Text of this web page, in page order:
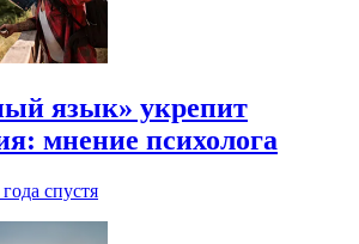
язык» укрепит
мнение психолога
года спустя